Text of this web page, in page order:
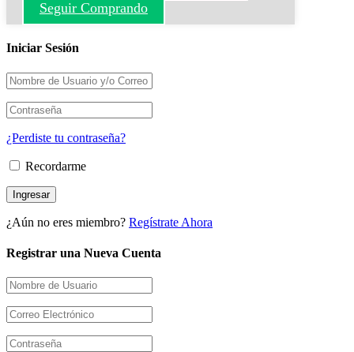
Seguir Comprando
Iniciar Sesión
¿Perdiste tu contraseña?
Recordarme
¿Aún no eres miembro? Regístrate Ahora
Registrar una Nueva Cuenta